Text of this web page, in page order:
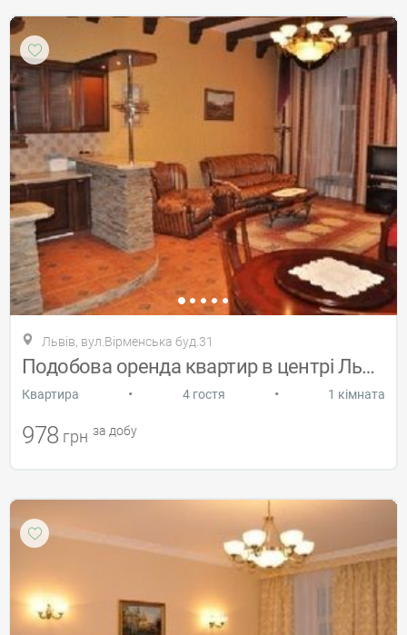
Львів, вул.Вірменська буд.31
Подобова оренда квартир в центрі Львова
Квартира • 4 гостя • 1 кімната
978 грн за добу